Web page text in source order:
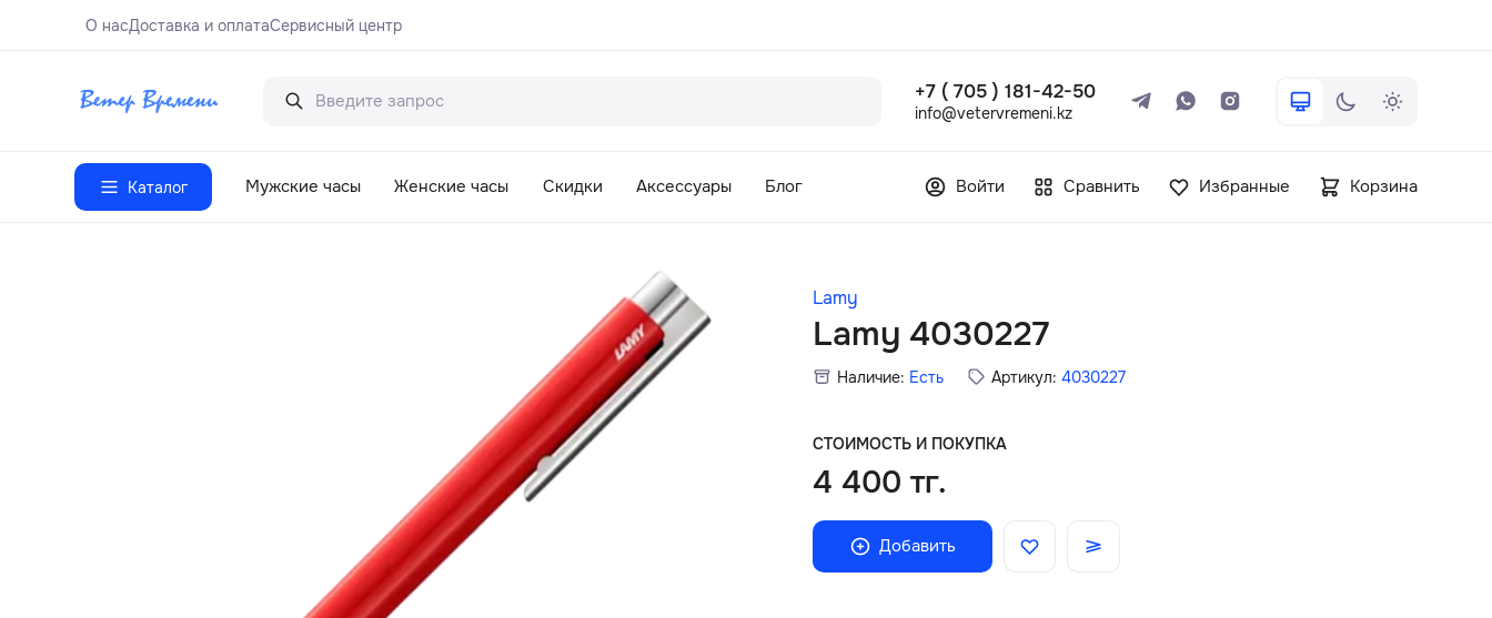
О насДоставка и оплатаСервисный центр
+7 ( 705 ) 181-42-50
info@vetervremeni.kz
Каталог Мужские часы Женские часы Скидки Аксессуары Блог Войти Сравнить Избранные Корзина
Lamy
Lamy 4030227
Наличие: Есть Артикул: 4030227
СТОИМОСТЬ И ПОКУПКА
4 400 тг.
Добавить
+7 ( 705 ) 181-42-50